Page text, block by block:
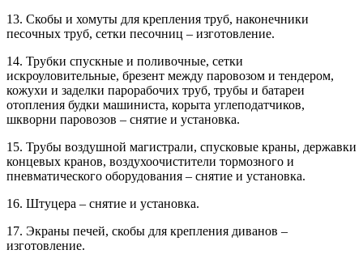
13. Скобы и хомуты для крепления труб, наконечники
песочных труб, сетки песочниц – изготовление.
14. Трубки спускные и поливочные, сетки
искроуловительные, брезент между паровозом и тендером,
кожухи и заделки парорабочих труб, трубы и батареи
отопления будки машиниста, корыта углеподатчиков,
шкворни паровозов – снятие и установка.
15. Трубы воздушной магистрали, спусковые краны, державки
концевых кранов, воздухоочистители тормозного и
пневматического оборудования – снятие и установка.
16. Штуцера – снятие и установка.
17. Экраны печей, скобы для крепления диванов –
изготовление.